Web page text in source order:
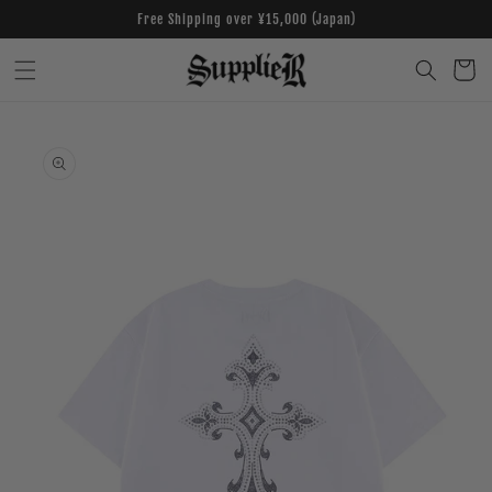
content
Free Shipping over ¥15,000 (Japan)
Cart
product
information